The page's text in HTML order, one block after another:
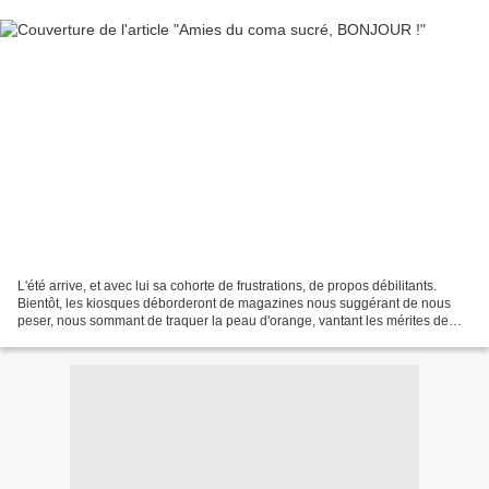
L'été arrive, et avec lui sa cohorte de frustrations, de propos débilitants.
Bientôt, les kiosques déborderont de magazines nous suggérant de nous
peser, nous sommant de traquer la peau d'orange, vantant les mérites de